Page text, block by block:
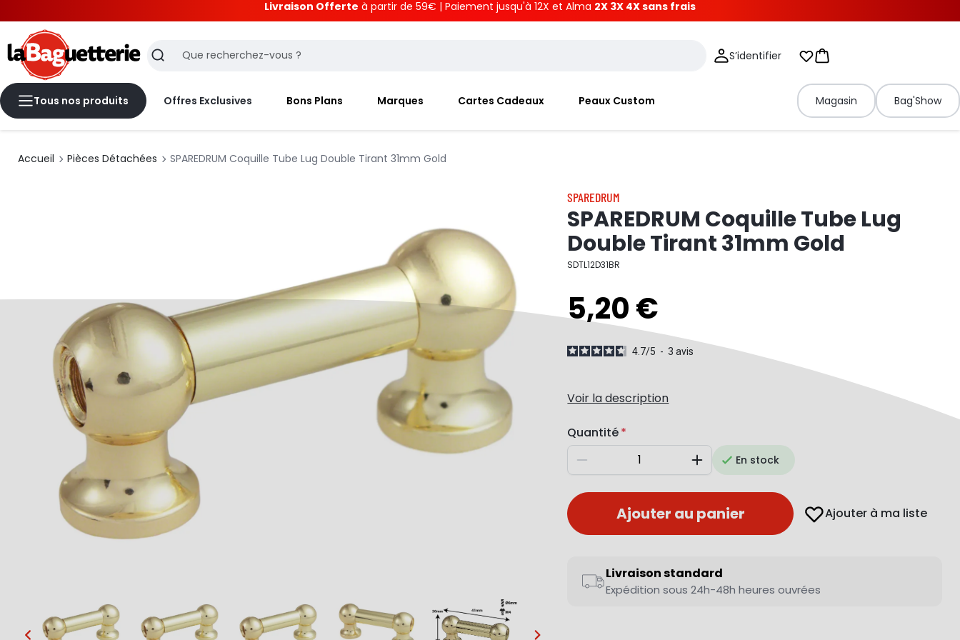
Livraison Offerte à partir de 59€ | Paiement jusqu'à 12X et Alma 2X 3X 4X sans frais
Recherche S’identifier Mes listes d'envies
Panier
Tous nos produits Offres Exclusives Bons Plans Marques Cartes Cadeaux Peaux Custom Magasin Bag'Show
Accueil Pièces Détachées SPAREDRUM Coquille Tube Lug Double Tirant 31mm Gold
SPAREDRUM
SPAREDRUM Coquille Tube Lug
Double Tirant 31mm Gold
SDTL12D31BR
5,20 €
4.7/5 - 3avis
Voir la description
Quantité
Diminuer AugmenterEn stock
Ajouter au panier Ajouter à ma liste
Livraison standard
Expédition sous 24h-48h heures ouvrées